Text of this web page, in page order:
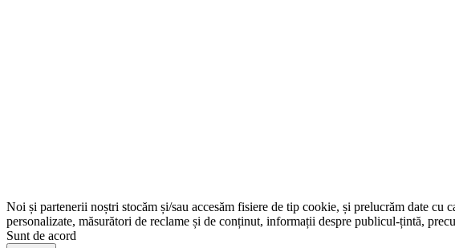
Noi și partenerii noștri stocăm și/sau accesăm fisiere de tip cookie, și prelucrăm date
personalizate, măsurători de reclame și de conținut, informații despre publicul-țintă,
Sunt de acord